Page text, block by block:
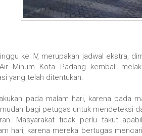
ke IV, merupakan jadwal ekstra,
Minum Kota Padang kembali
yang telah ditentukan.
pada malam hari, karena pada
bagi petugas untuk mendeteksi
Masyarakat tidak perlu takut
hari, karena mereka bertugas